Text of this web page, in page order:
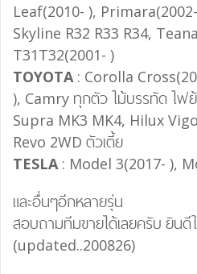
Leaf(2010- ),
Skyline R32 R33 R34,
T31T32(2001- )
TOYOTA: Corolla
), Camry ทุกตัว ไม้บรรทัด ไฟ
Supra MK3 MK4, Hilux
Revo 2WD ตัวเตี้ย
TESLA: Model 3(2017- ),
และอื่นๆอีกหลายรุ่น
สอบถามทีมขายได้เลยครับ ยินดี
(updated..200826)